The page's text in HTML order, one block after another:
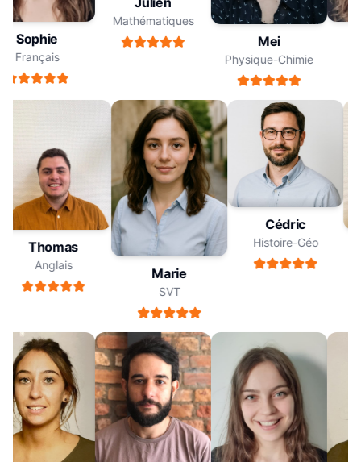
Sophie
Français
Mathématiques
Mei
Physique-Chimie
Thomas
Anglais
Marie
SVT
Cédric
Histoire-Géo